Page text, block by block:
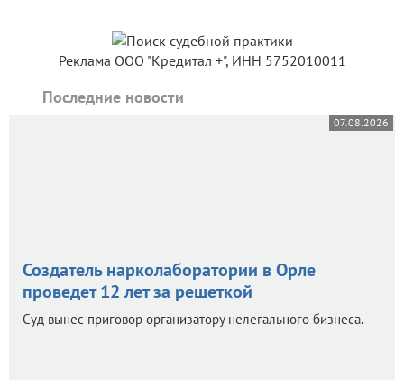
Реклама ООО "Кредитал +", ИНН 5752010011
Последние новости
07.08.2026
Создатель нарколаборатории в Орле
проведет 12 лет за решеткой
Суд вынес приговор организатору нелегального бизнеса.